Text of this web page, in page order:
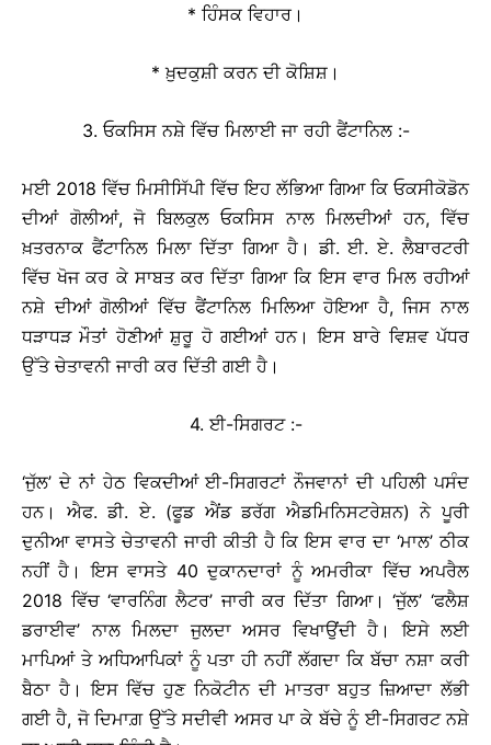
* ਹਿੰਸਕ ਵਿਹਾਰ।
* ਖ਼ੁਦਕੁਸ਼ੀ ਕਰਨ ਦੀ ਕੋਸ਼ਿਸ਼।
3. ਓਕਸਿਸ ਨਸ਼ੇ ਵਿੱਚ ਮਿਲਾਈ ਜਾ ਰਹੀ ਫੈਂਟਾਨਿਲ :-
ਮਈ 2018 ਵਿੱਚ ਮਿਸੀਸਿੱਪੀ ਵਿੱਚ ਇਹ ਲੱਭਿਆ ਗਿਆ ਕਿ ਓਕਸੀਕੋਡੋਨ
ਦੀਆਂ ਗੋਲੀਆਂ, ਜੋ ਬਿਲਕੁਲ ਓਕਸਿਸ ਨਾਲ ਮਿਲਦੀਆਂ ਹਨ, ਵਿੱਚ
ਖ਼ਤਰਨਾਕ ਫੈਂਟਾਨਿਲ ਮਿਲਾ ਦਿੱਤਾ ਗਿਆ ਹੈ। ਡੀ. ਈ. ਏ. ਲੈਬਾਰਟਰੀ
ਵਿੱਚ ਖੋਜ ਕਰ ਕੇ ਸਾਬਤ ਕਰ ਦਿੱਤਾ ਗਿਆ ਕਿ ਇਸ ਵਾਰ ਮਿਲ ਰਹੀਆਂ
ਨਸ਼ੇ ਦੀਆਂ ਗੋਲੀਆਂ ਵਿੱਚ ਫੈਂਟਾਨਿਲ ਮਿਲਿਆ ਹੋਇਆ ਹੈ, ਜਿਸ ਨਾਲ
ਧੜਾਧੜ ਮੌਤਾਂ ਹੋਣੀਆਂ ਸ਼ੁਰੂ ਹੋ ਗਈਆਂ ਹਨ। ਇਸ ਬਾਰੇ ਵਿਸ਼ਵ ਪੱਧਰ
ਉੱਤੇ ਚੇਤਾਵਨੀ ਜਾਰੀ ਕਰ ਦਿੱਤੀ ਗਈ ਹੈ।
4. ਈ-ਸਿਗਰਟ :-
‘ਜੁੱਲ’ ਦੇ ਨਾਂ ਹੇਠ ਵਿਕਦੀਆਂ ਈ-ਸਿਗਰਟਾਂ ਨੌਜਵਾਨਾਂ ਦੀ ਪਹਿਲੀ ਪਸੰਦ
ਹਨ। ਐਫ. ਡੀ. ਏ. (ਫੂਡ ਐਂਡ ਡਰੱਗ ਐਡਮਿਨਿਸਟਰੇਸ਼ਨ) ਨੇ ਪੂਰੀ
ਦੁਨੀਆ ਵਾਸਤੇ ਚੇਤਾਵਨੀ ਜਾਰੀ ਕੀਤੀ ਹੈ ਕਿ ਇਸ ਵਾਰ ਦਾ ‘ਮਾਲ’ ਠੀਕ
ਨਹੀਂ ਹੈ। ਇਸ ਵਾਸਤੇ 40 ਦੁਕਾਨਦਾਰਾਂ ਨੂੰ ਅਮਰੀਕਾ ਵਿੱਚ ਅਪਰੈਲ
2018 ਵਿੱਚ ‘ਵਾਰਨਿੰਗ ਲੈਟਰ’ ਜਾਰੀ ਕਰ ਦਿੱਤਾ ਗਿਆ। ‘ਜੁੱਲ’ ‘ਫਲੈਸ਼
ਡਰਾਈਵ’ ਨਾਲ ਮਿਲਦਾ ਜੁਲਦਾ ਅਸਰ ਵਿਖਾਉਂਦੀ ਹੈ। ਇਸੇ ਲਈ
ਮਾਪਿਆਂ ਤੇ ਅਧਿਆਪਿਕਾਂ ਨੂੰ ਪਤਾ ਹੀ ਨਹੀਂ ਲੱਗਦਾ ਕਿ ਬੱਚਾ ਨਸ਼ਾ ਕਰੀ
ਬੈਠਾ ਹੈ। ਇਸ ਵਿੱਚ ਹੁਣ ਨਿਕੋਟੀਨ ਦੀ ਮਾਤਰਾ ਬਹੁਤ ਜ਼ਿਆਦਾ ਲੱਭੀ
ਗਈ ਹੈ, ਜੋ ਦਿਮਾਗ਼ ਉੱਤੇ ਸਦੀਵੀ ਅਸਰ ਪਾ ਕੇ ਬੱਚੇ ਨੂੰ ਈ-ਸਿਗਰਟ ਨਸ਼ੇ